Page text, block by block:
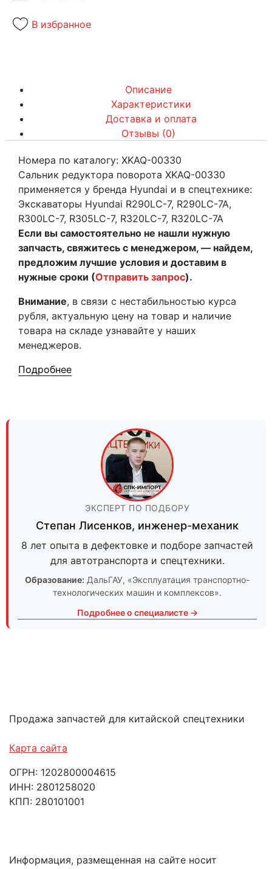
В избранное
Описание
Характеристики
Доставка и оплата
Отзывы (0)
Номера по каталогу: XKAQ-00330
Сальник редуктора поворота XKAQ-00330
применяется у бренда Hyundai и в спецтехнике:
Экскаваторы Hyundai R290LC-7, R290LC-7A,
R300LC-7, R305LC-7, R320LC-7, R320LC-7A
Если вы самостоятельно не нашли нужную
запчасть, свяжитесь с менеджером, — найдем,
предложим лучшие условия и доставим в
нужные сроки (Отправить запрос).
Внимание, в связи с нестабильностью курса
рубля, актуальную цену на товар и наличие
товара на складе узнавайте у наших
менеджеров.
Подробнее
ЭКСПЕРТ ПО ПОДБОРУ
Степан Лисенков, инженер-механик
8 лет опыта в дефектовке и подборе запчастей
для автотранспорта и спецтехники.
Образование: ДальГАУ, «Эксплуатация транспортно-
технологических машин и комплексов».
Подробнее о специалисте →
Продажа запчастей для китайской спецтехники
Карта сайта
ОГРН: 1202800004615
ИНН: 2801258020
КПП: 280101001
Информация, размещенная на сайте носит